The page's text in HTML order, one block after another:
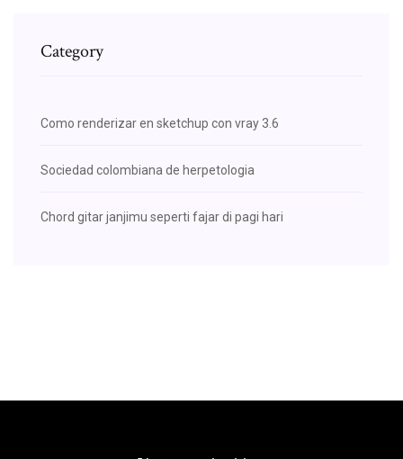
Category
Como renderizar en sketchup con vray 3.6
Sociedad colombiana de herpetologia
Chord gitar janjimu seperti fajar di pagi hari